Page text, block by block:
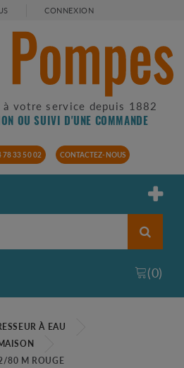
CONNEXION
votre service depuis 1882
OU SUIVI D'UNE COMMANDE
78 33 50 02 CONTACTEZ-NOUS
(0)
À EAU
80 M ROUGE